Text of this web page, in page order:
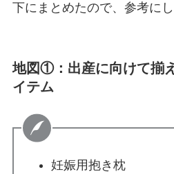
下にまとめたので、参考にし
地図①：出産に向けて揃
イテム
妊娠用抱き枕